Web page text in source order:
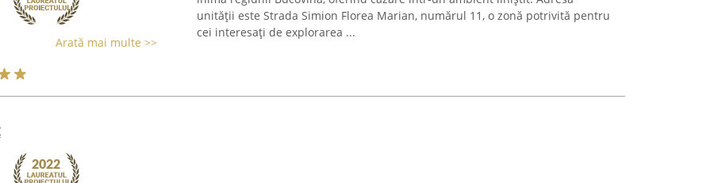
Arată mai multe >>
unității este Strada Simion Florea Marian, numărul 11, o zonă potrivită pentru
cei interesați de explorarea ...